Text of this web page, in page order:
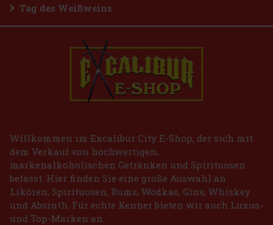
Tag des Weißweins
Willkommen im Excalibur City E-Shop, der sich mit
dem Verkauf von hochwertigen,
markenalkoholischen Getränken und Spirituosen
befasst. Hier finden Sie eine große Auswahl an
Likören, Spirituosen, Rums, Wodkas, Gins, Whiskey
und Absinth. Für echte Kenner bieten wir auch Luxus-
und Top-Marken an.